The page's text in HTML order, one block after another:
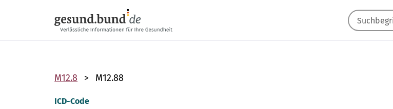
M12.8 M12.88
ICD-Code